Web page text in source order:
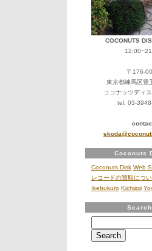
COCONUTS
〒176-
東京都練馬区豊
ココナッツディ
tel. 03-
Coconuts
Coconuts Disk Web
レコードの買取につ
Ikebukuro Kichijoji
Search
for: